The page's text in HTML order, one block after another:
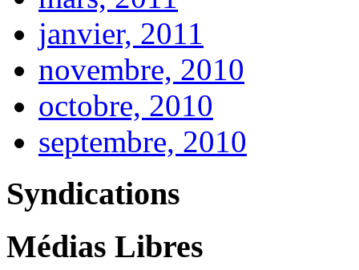
janvier, 2011
novembre, 2010
octobre, 2010
septembre, 2010
Syndications
Médias Libres